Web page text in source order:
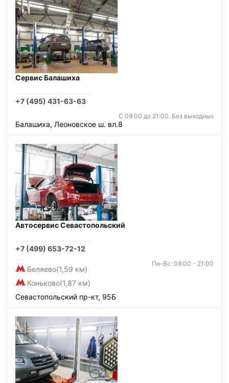
Сервис Балашиха
+7 (495) 431-63-63
С 09:00 до 21:00. Без выходных
Балашиха, Леоновское ш. вл.8
Автосервис Севастопольский
+7 (499) 653-72-12
Беляево(1,59 км)
Коньково(1,87 км)
Пн-Вс: 09:00 - 21:00
Севастопольский пр-кт, 95Б